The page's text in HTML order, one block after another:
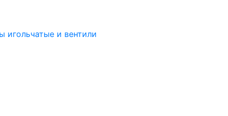
игольчатые и вентили